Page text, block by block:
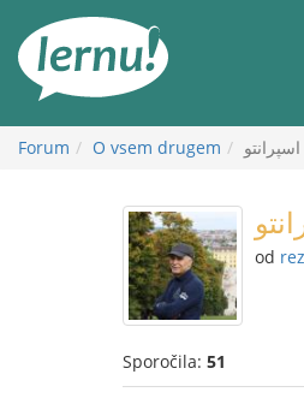
vsebini
Forum O vsem drugem
od
Sporočila: 51